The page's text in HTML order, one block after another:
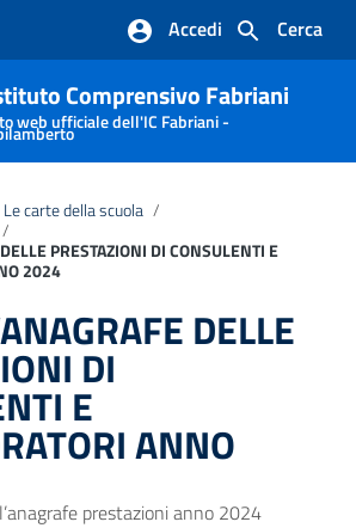
Cerca
Accedi
navigazione
Comprensivo Fabriani
web ufficiale dell'IC Fabriani -
Le carte della scuola /
/
PRESTAZIONI DI CONSULENTI E
2024
DELLE
DI
E
ANNO
prestazioni anno 2024